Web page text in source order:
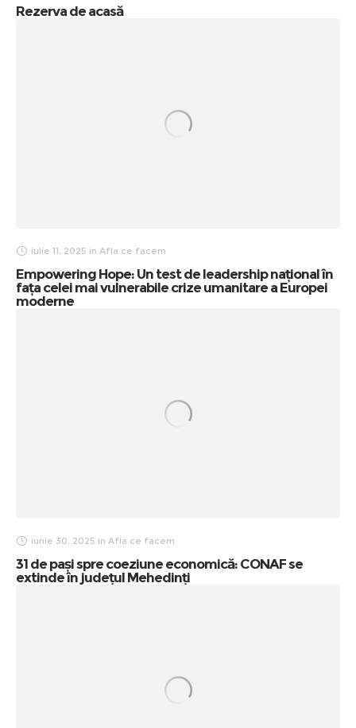
Rezerva de acasă
iulie 11, 2025 in Afla ce facem
Empowering Hope: Un test de leadership național în
fața celei mai vulnerabile crize umanitare a Europei
moderne
iunie 30, 2025 in Afla ce facem
31 de pași spre coeziune economică: CONAF se
extinde în județul Mehedinți